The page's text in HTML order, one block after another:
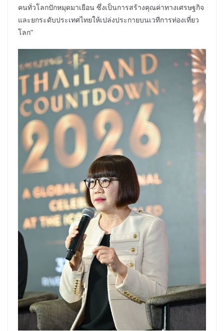
คนทั่วโลกปักหมุดมาเยือน ซึ่งเป็นการสร้างคุณค่าทางเศรษฐกิจ
และยกระดับประเทศไทยให้เปล่งประกายบนเวทีการท่องเที่ยว
โลก”